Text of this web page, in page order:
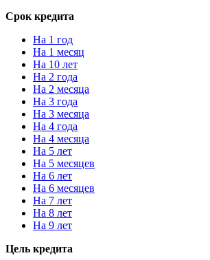
Срок кредита
На 1 год
На 1 месяц
На 10 лет
На 2 года
На 2 месяца
На 3 года
На 3 месяца
На 4 года
На 4 месяца
На 5 лет
На 5 месяцев
На 6 лет
На 6 месяцев
На 7 лет
На 8 лет
На 9 лет
Цель кредита